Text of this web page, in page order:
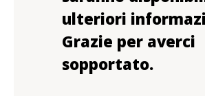
ulteriori
Grazie per averci
sopportato.